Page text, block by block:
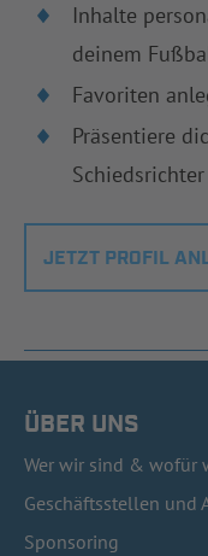
Inhalte
deinem
Favoriten
Präsentiere
Schiedsrichter
JETZT PROFIL
ÜBER UNS
Wer wir sind & wofür
Geschäftsstellen und
Sponsoring